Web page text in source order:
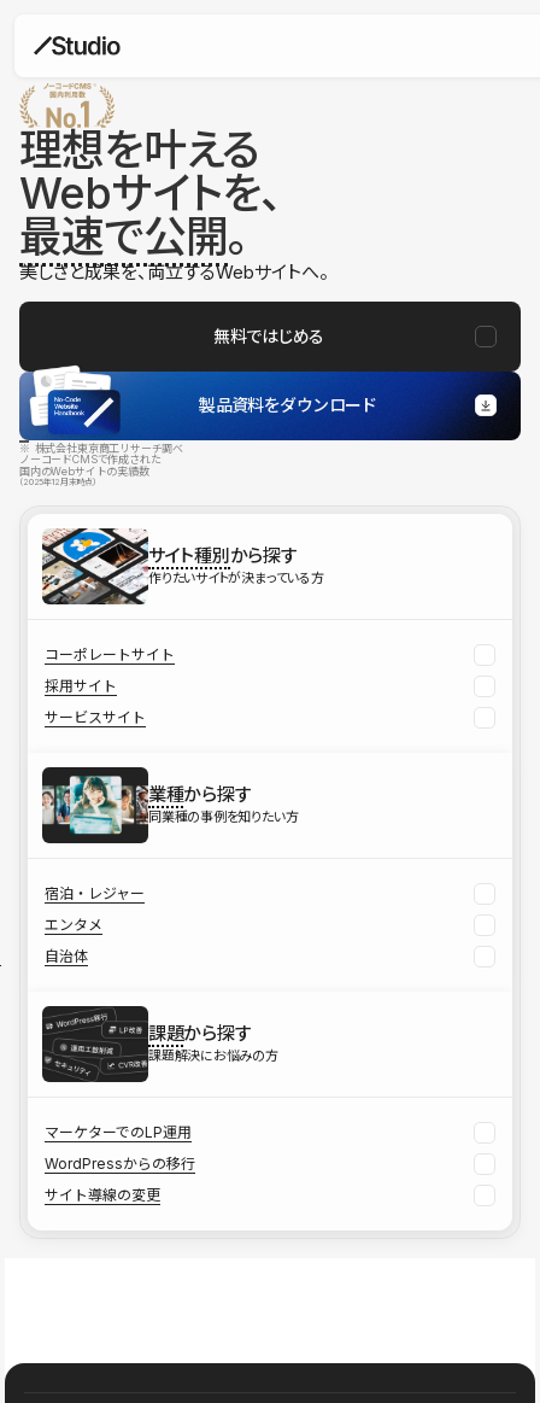
理想を叶える
Webサイトを、
最速で公開。
美しさと成果を、両立するWebサイトへ。
無料ではじめる
製品資料をダウンロード
※ 株式会社東京商工リサーチ調べ
ノーコードCMSで作成された
国内のWebサイトの実績数
（2025年12月末時点）
サイト種別から探す
作りたいサイトが決まっている方
コーポレートサイト
採用サイト
サービスサイト
業種から探す
同業種の事例を知りたい方
宿泊・レジャー
エンタメ
自治体
課題から探す
課題解決にお悩みの方
マーケターでのLP運用
WordPressからの移行
サイト導線の変更